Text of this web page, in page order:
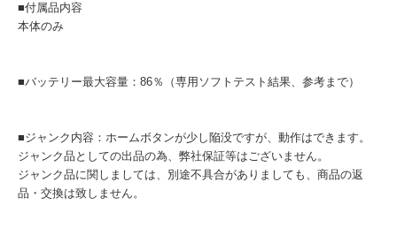
■付属品内容
本体のみ
■バッテリー最大容量：86％（専用ソフトテスト結果、参考まで）
■ジャンク内容：ホームボタンが少し陥没ですが、動作はできます。
ジャンク品としての出品の為、弊社保証等はございません。
ジャンク品に関しましては、別途不具合がありましても、商品の返
品・交換は致しません。